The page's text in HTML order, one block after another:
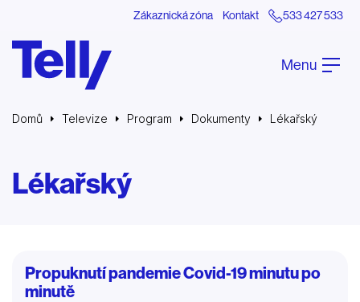
Zákaznická zóna Kontakt 533 427 533
Menu
Domů Televize Program Dokumenty Lékařský
Lékařský
Propuknutí pandemie Covid-19 minutu po
minutě